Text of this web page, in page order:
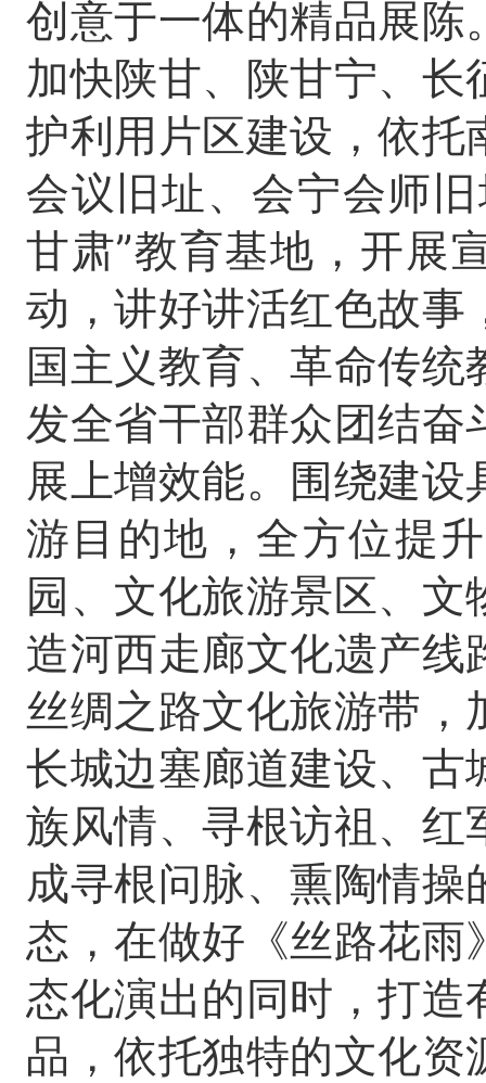
创意于一体的精品展陈
加快陕甘、陕甘宁、
护利用片区建设，依托
会议旧址、会宁会师
甘肃”教育基地，开展
动，讲好讲活红色故事
国主义教育、革命传
发全省干部群众团结奋
展上增效能。围绕建
游目的地，全方位提
园、文化旅游景区、
造河西走廊文化遗产
丝绸之路文化旅游带
长城边塞廊道建设、古
族风情、寻根访祖、红
成寻根问脉、熏陶情
态，在做好《丝路花
态化演出的同时，打
品，依托独特的文化